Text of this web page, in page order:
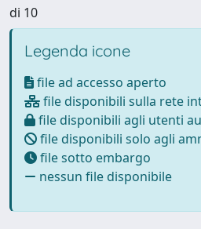
di 10
Legenda icone
file ad accesso aperto
file disponibili sulla rete
file disponibili agli utenti
file disponibili solo agli
file sotto embargo
nessun file disponibile